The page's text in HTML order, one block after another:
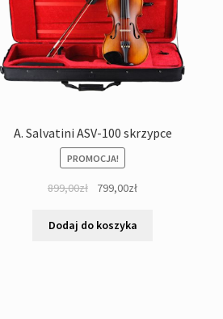
A. Salvatini ASV-100 skrzypce
PROMOCJA!
899,00zł
Pierwotna
wynosiła:
799,00złAktualna
Dodaj do koszyka